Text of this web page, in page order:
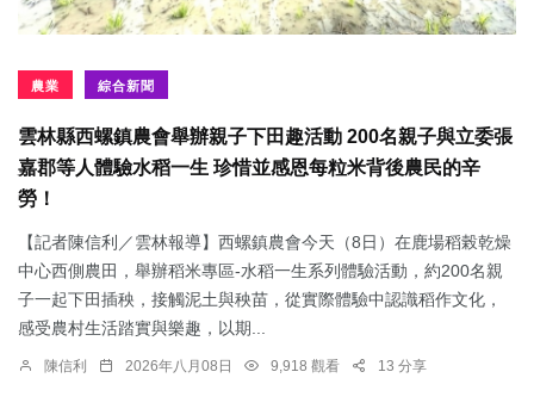
農業 綜合新聞
雲林縣西螺鎮農會舉辦親子下田趣活動 200名親子與立委張
嘉郡等人體驗水稻一生 珍惜並感恩每粒米背後農民的辛
勞！
【記者陳信利／雲林報導】西螺鎮農會今天（8日）在鹿場稻榖乾燥
中心西側農田，舉辦稻米專區-水稻一生系列體驗活動，約200名親
子一起下田插秧，接觸泥土與秧苗，從實際體驗中認識稻作文化，
感受農村生活踏實與樂趣，以期...
陳信利 2026年八月08日 9,918 觀看 13 分享